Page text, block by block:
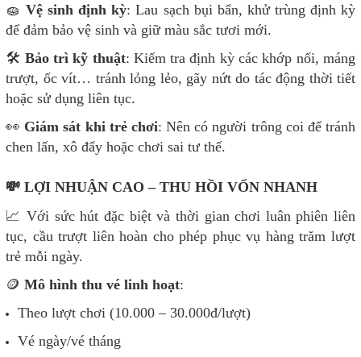
🧽Vệ sinh định kỳ: Lau sạch bụi bẩn, khử trùng định kỳ
để đảm bảo vệ sinh và giữ màu sắc tươi mới.
🛠 Bảo trì kỹ thuật: Kiểm tra định kỳ các khớp nối, máng
trượt, ốc vít… tránh lỏng lẻo, gãy nứt do tác động thời tiết
hoặc sử dụng liên tục.
👀 Giám sát khi trẻ chơi: Nên có người trông coi để tránh
chen lấn, xô đẩy hoặc chơi sai tư thế.
💸 LỢI NHUẬN CAO – THU HỒI VỐN NHANH
📈 Với sức hút đặc biệt và thời gian chơi luân phiên liên
tục, cầu trượt liên hoàn cho phép phục vụ hàng trăm lượt
trẻ mỗi ngày.
🪙 Mô hình thu vé linh hoạt:
Theo lượt chơi (10.000 – 30.000đ/lượt)
Vé ngày/vé tháng